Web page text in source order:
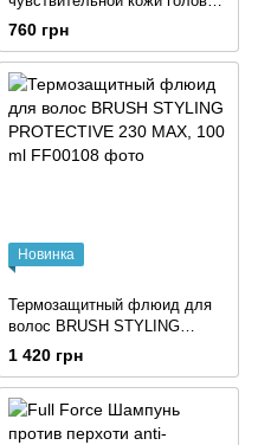
TRICHOLOGY SCALP
ENZYME SCALER HOME, 100
ml
760 грн
Новинка
Термозащитный флюид для
волос BRUSH STYLING
PROTECTIVE 230 MAX, 100
1 420 грн